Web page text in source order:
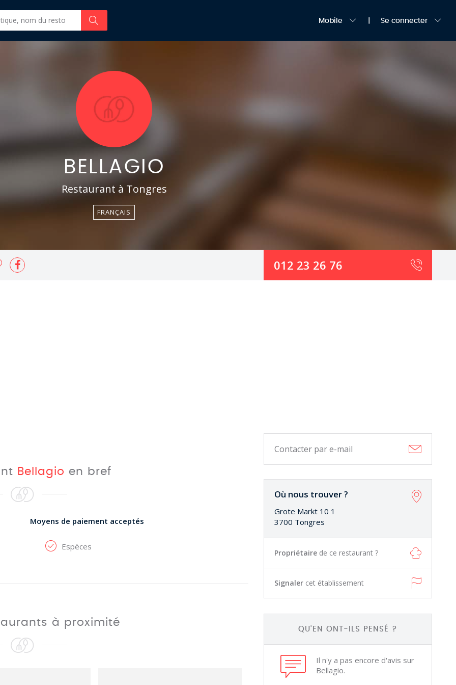
Mobile Se connecter
BELLAGIO
Restaurant à Tongres
FRANÇAIS
012 23 26 76
Contacter par e-mail
Où nous trouver ?
Grote Markt 10 1
3700 Tongres
Propriétaire de ce restaurant ?
Signaler cet établissement
QU'EN ONT-ILS PENSÉ ?
Il n'y a pas encore d'avis sur
Bellagio.
Bellagio en bref
Moyens de paiement acceptés
Espèces
à proximité